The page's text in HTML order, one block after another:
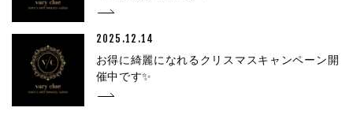
2025.12.14
お得に綺麗になれるクリスマスキャンペーン開
催中です✨